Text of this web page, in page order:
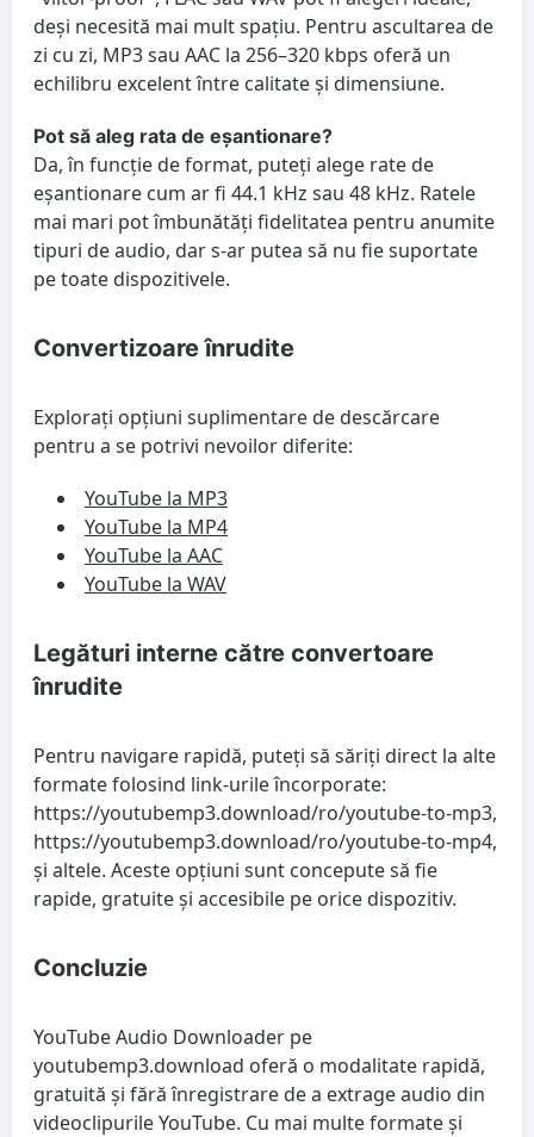
deși necesită mai mult spațiu. Pentru ascultarea de
zi cu zi, MP3 sau AAC la 256–320 kbps oferă un
echilibru excelent între calitate și dimensiune.
Pot să aleg rata de eșantionare?
Da, în funcție de format, puteți alege rate de
eșantionare cum ar fi 44.1 kHz sau 48 kHz. Ratele
mai mari pot îmbunătăți fidelitatea pentru anumite
tipuri de audio, dar s-ar putea să nu fie suportate
pe toate dispozitivele.
Convertizoare înrudite
Explorați opțiuni suplimentare de descărcare
pentru a se potrivi nevoilor diferite:
YouTube la MP3
YouTube la MP4
YouTube la AAC
YouTube la WAV
Legături interne către convertoare
înrudite
Pentru navigare rapidă, puteți să săriți direct la alte
formate folosind link-urile încorporate:
https://youtubemp3.download/ro/youtube-to-mp3,
https://youtubemp3.download/ro/youtube-to-mp4,
și altele. Aceste opțiuni sunt concepute să fie
rapide, gratuite și accesibile pe orice dispozitiv.
Concluzie
YouTube Audio Downloader pe
youtubemp3.download oferă o modalitate rapidă,
gratuită și fără înregistrare de a extrage audio din
videoclipurile YouTube. Cu mai multe formate și